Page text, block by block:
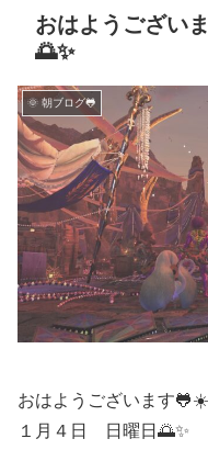
おはようござい
🌅✨
🌞 朝ブログ🐸
おはようございます🐸☀️
１月４日 日曜日🌅✨